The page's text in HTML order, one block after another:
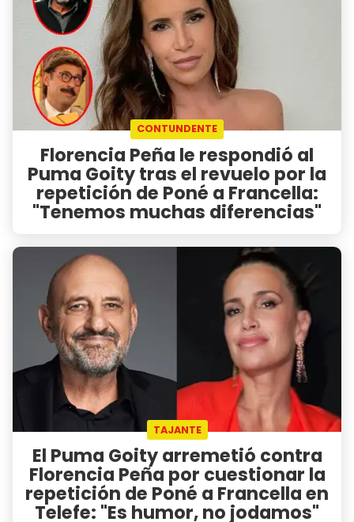
CONTUNDENTE
Florencia Peña le respondió al
Puma Goity tras el revuelo por la
repetición de Poné a Francella:
"Tenemos muchas diferencias"
TAJANTE
El Puma Goity arremetió contra
Florencia Peña por cuestionar la
repetición de Poné a Francella en
Telefe: "Es humor, no jodamos"